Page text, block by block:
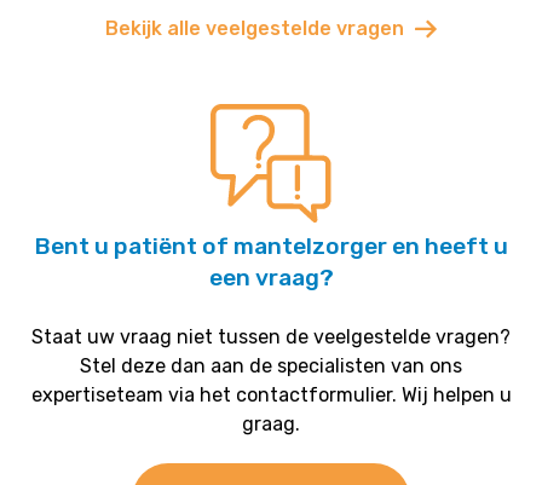
Bekijk alle veelgestelde vragen
Bent u patiënt of mantelzorger en heeft u
een vraag?
Staat uw vraag niet tussen de veelgestelde vragen?
Stel deze dan aan de specialisten van ons
expertiseteam via het contactformulier. Wij helpen u
graag.